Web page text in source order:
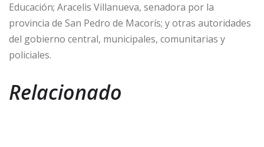
Educación; Aracelis Villanueva, senadora por la
provincia de San Pedro de Macorís; y otras autoridades
del gobierno central, municipales, comunitarias y
policiales.
Relacionado